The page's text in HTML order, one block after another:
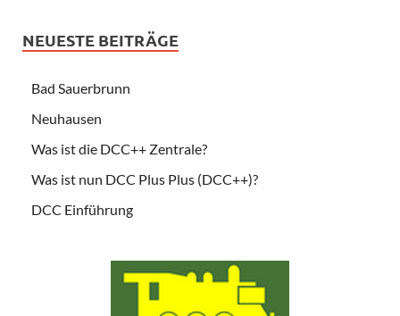
NEUESTE BEITRÄGE
Bad Sauerbrunn
Neuhausen
Was ist die DCC++ Zentrale?
Was ist nun DCC Plus Plus (DCC++)?
DCC Einführung